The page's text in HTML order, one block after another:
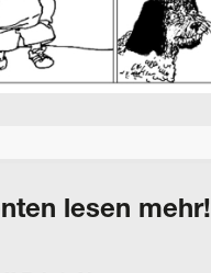
lesen mehr!